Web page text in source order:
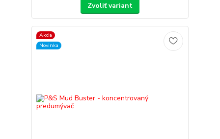
Zvoliť variant
Akcia
Novinka